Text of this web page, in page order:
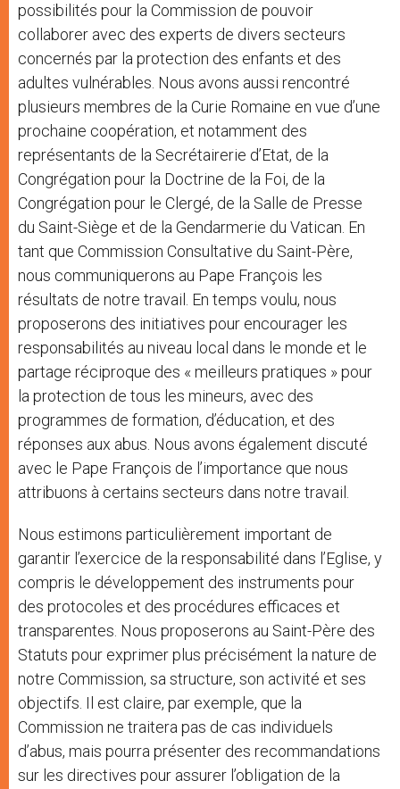
possibilités pour la Commission de pouvoir
collaborer avec des experts de divers secteurs
concernés par la protection des enfants et des
adultes vulnérables. Nous avons aussi rencontré
plusieurs membres de la Curie Romaine en vue d’une
prochaine coopération, et notamment des
représentants de la Secrétairerie d’Etat, de la
Congrégation pour la Doctrine de la Foi, de la
Congrégation pour le Clergé, de la Salle de Presse
du Saint-Siège et de la Gendarmerie du Vatican. En
tant que Commission Consultative du Saint-Père,
nous communiquerons au Pape François les
résultats de notre travail. En temps voulu, nous
proposerons des initiatives pour encourager les
responsabilités au niveau local dans le monde et le
partage réciproque des « meilleurs pratiques » pour
la protection de tous les mineurs, avec des
programmes de formation, d’éducation, et des
réponses aux abus. Nous avons également discuté
avec le Pape François de l’importance que nous
attribuons à certains secteurs dans notre travail.
Nous estimons particulièrement important de
garantir l’exercice de la responsabilité dans l’Eglise, y
compris le développement des instruments pour
des protocoles et des procédures efficaces et
transparentes. Nous proposerons au Saint-Père des
Statuts pour exprimer plus précisément la nature de
notre Commission, sa structure, son activité et ses
objectifs. Il est claire, par exemple, que la
Commission ne traitera pas de cas individuels
d’abus, mais pourra présenter des recommandations
sur les directives pour assurer l’obligation de la